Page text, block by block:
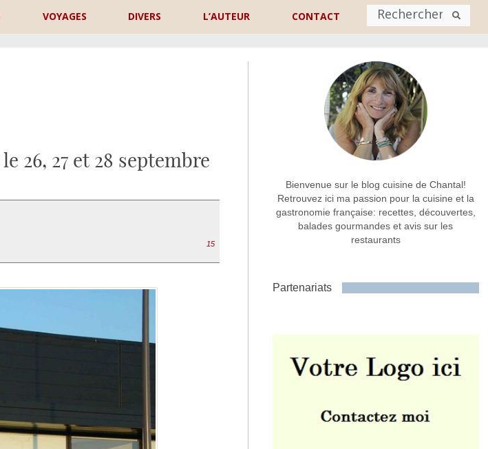
VOYAGES DIVERS L’AUTEUR CONTACT
Nom
Adresse de contact
Commentaire ou message *
26, 27 et 28 septembre
15
Bienvenue sur le blog cuisine de Chantal!
Retrouvez ici ma passion pour la cuisine et la
gastronomie française: recettes, découvertes,
balades gourmandes et avis sur les
restaurants
Partenariats